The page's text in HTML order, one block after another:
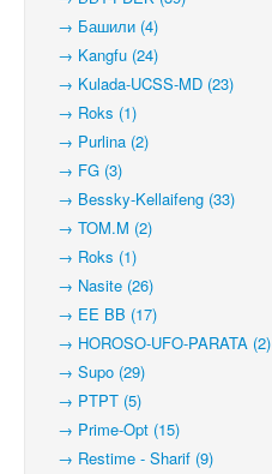
→ Башили (4)
→ Kangfu (24)
→ Kulada-UCSS-MD (23)
→ Roks (1)
→ Purlina (2)
→ FG (3)
→ Bessky-Kellaifeng (33)
→ TOM.M (2)
→ Roks (1)
→ Nasite (26)
→ EE BB (17)
→ HOROSO-UFO-PARATA (2)
→ Supo (29)
→ PTPT (5)
→ Prime-Opt (15)
→ Restime - Sharif (9)